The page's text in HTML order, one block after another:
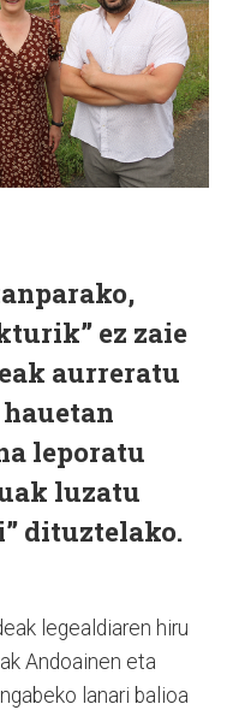
ez zaie
aurreratu
leporatu
luzatu
dituztelako.
legealdiaren hiru
Andoainen eta
lanari balioa